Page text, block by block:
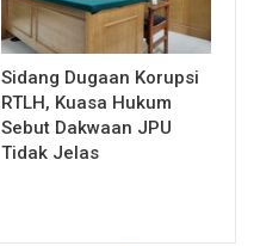
Sidang Dugaan Korupsi
RTLH, Kuasa Hukum
Sebut Dakwaan JPU
Tidak Jelas